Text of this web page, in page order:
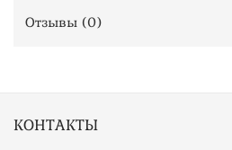
Отзывы (0)
КОНТАКТЫ